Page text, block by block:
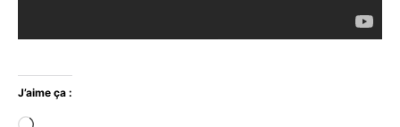
J’aime ça :
Chargement…